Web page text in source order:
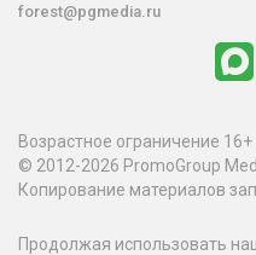
forest@pgmedia.ru
Возрастное ограничение 16+
© 2012-2026 PromoGroup
Копирование материалов
Продолжая использовать